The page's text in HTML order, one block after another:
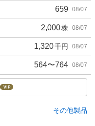
659 08/07
2,000株 08/07
1,320千円 08/07
564〜764 08/07
その他製品